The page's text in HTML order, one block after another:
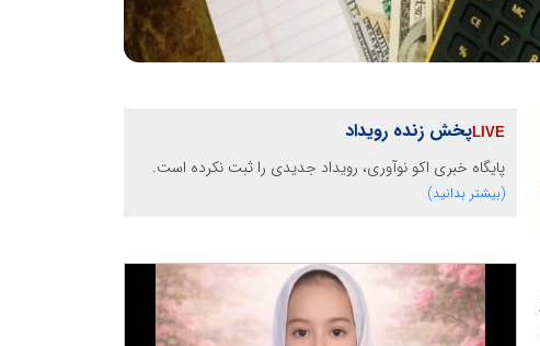
پخش زنده رویداد
پایگاه خبری اکو نوآوری، رویداد جدیدی را ثبت نکرده است.
(بیشتر بدانید)